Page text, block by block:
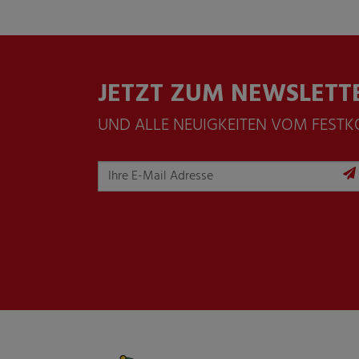
JETZT ZUM
UND ALLE NEUIGKEITEN VOM